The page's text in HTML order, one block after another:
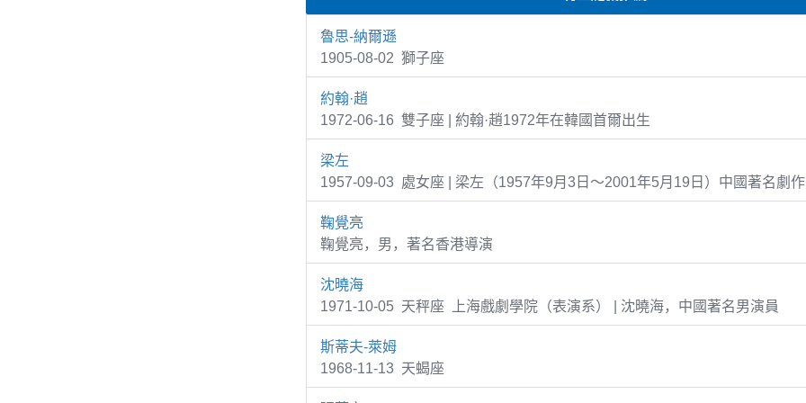
魯思-納爾遜
1905-08-02 獅子座
約翰·趙
1972-06-16 雙子座 | 約翰·趙1972年在韓國首爾出生
梁左
1957-09-03 處女座 | 梁左（1957年9月3日～2001年5月19日）中國著名劇
鞠覺亮
鞠覺亮，男，著名香港導演
沈曉海
1971-10-05 天秤座 上海戲劇學院（表演系） | 沈曉海，中國著名男演員
斯蒂夫-萊姆
1968-11-13 天蝎座